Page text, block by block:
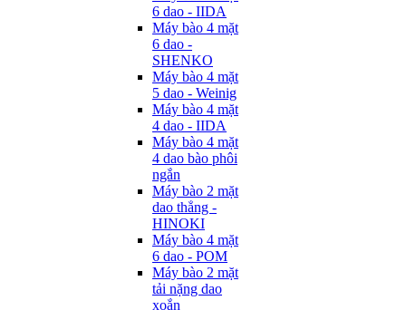
6 dao - IIDA
Máy bào 4 mặt
6 dao -
SHENKO
Máy bào 4 mặt
5 dao - Weinig
Máy bào 4 mặt
4 dao - IIDA
Máy bào 4 mặt
4 dao bào phôi
ngắn
Máy bào 2 mặt
dao thẳng -
HINOKI
Máy bào 4 mặt
6 dao - POM
Máy bào 2 mặt
tải nặng dao
xoắn